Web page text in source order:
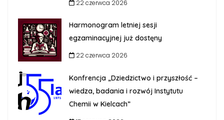
22 czerwca 2026
Harmonogram letniej sesji
egzaminacyjnej już dostęny
22 czerwca 2026
Konfrencja „Dziedzictwo i przyszłość –
wiedza, badania i rozwój Instytutu
Chemii w Kielcach”